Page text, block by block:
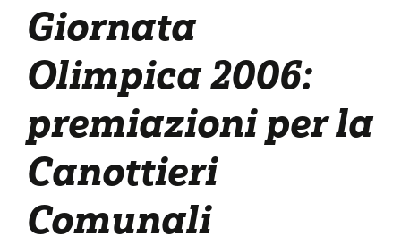
Giornata
Olimpica 2006:
premiazioni per la
Canottieri
Comunali